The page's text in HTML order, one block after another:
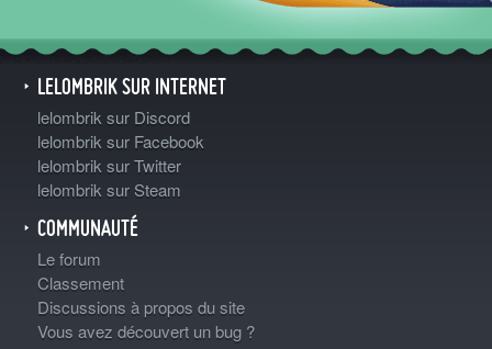
LELOMBRIK SUR INTERNET
lelombrik sur Discord
lelombrik sur Facebook
lelombrik sur Twitter
lelombrik sur Steam
COMMUNAUTÉ
Le forum
Classement
Discussions à propos du site
Vous avez découvert un bug ?